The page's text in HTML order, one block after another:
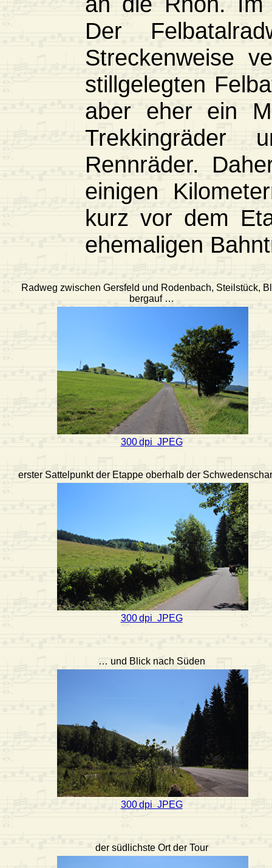
Der
Streckenweise
stillgelegten
aber eher ein
Rennräder.
einigen
kurz vor dem
ehemaligen
Radweg zwischen Gersfeld und Rodenbach, Steilstück,
bergauf …
300 dpi JPEG
erster Sattelpunkt der Etappe oberhalb der
300 dpi JPEG
… und Blick nach Süden
300 dpi JPEG
der südlichste Ort der Tour